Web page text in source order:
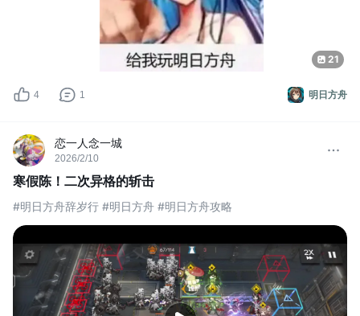
21
明日方舟
4 1
恋一人念一城
2026/2/10
寒假陈！二次异格的斩击
#明日方舟辞岁行 #明日方舟 #明日方舟攻略